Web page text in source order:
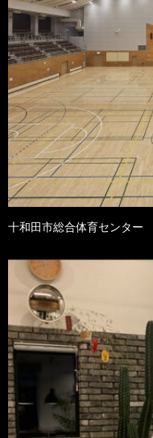
十和田市総合体育センター